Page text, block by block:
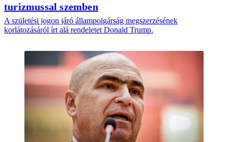
turizmussal szemben
A születési jogon járó állampolgárság megszerzésének
korlátozásáról írt alá rendeletet Donald Trump.